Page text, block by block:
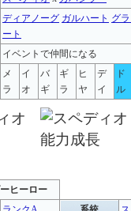
ディアノーグ ガルハート グ
ート
イベントで仲間になる
メ
ラ
イ
オ
バ
ギ
ギ
ラ
ヒ
ヤ
デ
イ
ド
ル
ヒーロー